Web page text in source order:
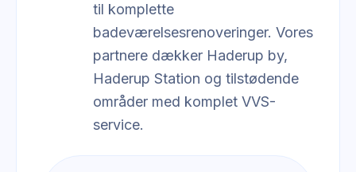
til komplette
badeværelsesrenoveringer. Vores
partnere dækker Haderup by,
Haderup Station og tilstødende
områder med komplet VVS-
service.